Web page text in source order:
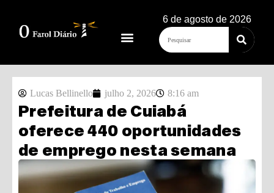
6 de agosto de 2026
Lucas Bellinello julho 2, 2026 8:16 am
Prefeitura de Cuiabá
oferece 440 oportunidades
de emprego nesta semana